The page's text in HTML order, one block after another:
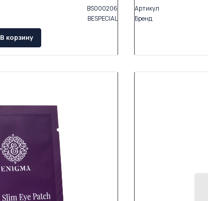
BS000206
BESPECIAL
В корзину
Артикул
Бренд